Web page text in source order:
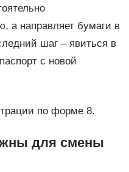
а направляет бумаги в
шаг – явиться в
с новой
по форме 8.
для смены